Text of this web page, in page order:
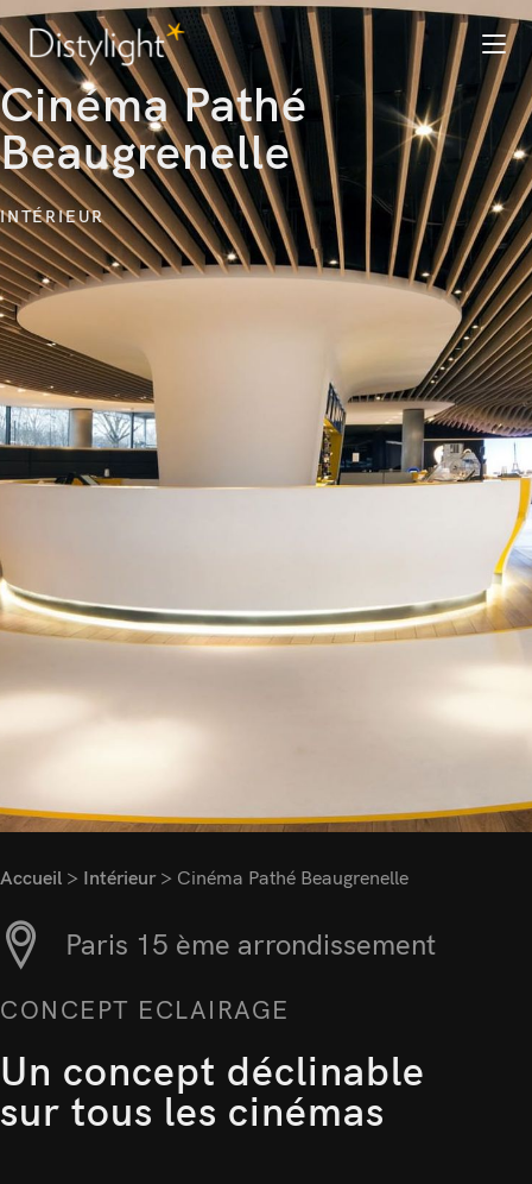
Cinéma Pathé
Beaugrenelle
INTÉRIEUR
Accueil > Intérieur> Cinéma Pathé Beaugrenelle
Paris 15 ème arrondissement
CONCEPT ECLAIRAGE
Un concept déclinable
sur tous les cinémas